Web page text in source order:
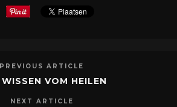
PREVIOUS ARTICLE
VOM HEILEN
NEXT ARTICLE